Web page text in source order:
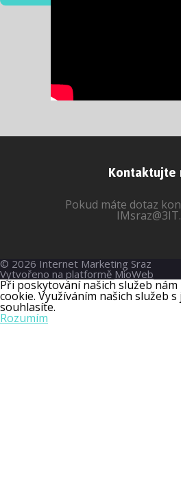
Kontaktujte
Pokud máte dotaz
© 2026 Internet Marketing Sraz
Vytvořeno na platformě MioWeb
Při poskytování našich služeb
cookie. Využíváním našich služeb
souhlasíte.
Rozumím